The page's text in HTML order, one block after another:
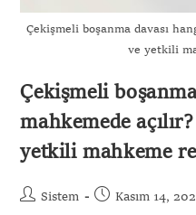
Çekişmeli boşanma davası
ve yetkili
Çekişmeli
mahkemede
yetkili mahkeme
Sistem Kasım 14,